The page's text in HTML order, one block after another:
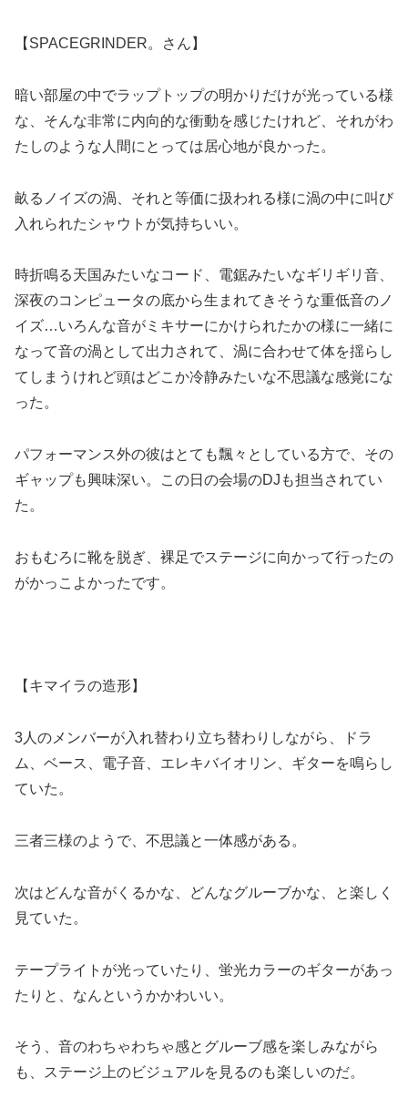
【SPACEGRINDER。さん】
暗い部屋の中でラップトップの明かりだけが光っている様
な、そんな非常に内向的な衝動を感じたけれど、それがわ
たしのような人間にとっては居心地が良かった。
畝るノイズの渦、それと等価に扱われる様に渦の中に叫び
入れられたシャウトが気持ちいい。
時折鳴る天国みたいなコード、電鋸みたいなギリギリ音、
深夜のコンピュータの底から生まれてきそうな重低音のノ
イズ…いろんな音がミキサーにかけられたかの様に一緒に
なって音の渦として出力されて、渦に合わせて体を揺らし
てしまうけれど頭はどこか冷静みたいな不思議な感覚にな
った。
パフォーマンス外の彼はとても飄々としている方で、その
ギャップも興味深い。この日の会場のDJも担当されてい
た。
おもむろに靴を脱ぎ、裸足でステージに向かって行ったの
がかっこよかったです。
【キマイラの造形】
3人のメンバーが入れ替わり立ち替わりしながら、ドラ
ム、ベース、電子音、エレキバイオリン、ギターを鳴らし
ていた。
三者三様のようで、不思議と一体感がある。
次はどんな音がくるかな、どんなグルーブかな、と楽しく
見ていた。
テープライトが光っていたり、蛍光カラーのギターがあっ
たりと、なんというかかわいい。
そう、音のわちゃわちゃ感とグルーブ感を楽しみながら
も、ステージ上のビジュアルを見るのも楽しいのだ。